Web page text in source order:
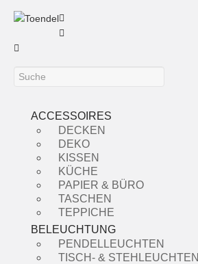
ACCESSOIRES
DECKEN
DEKO
KISSEN
KÜCHE
PAPIER & BÜRO
TASCHEN
TEPPICHE
BELEUCHTUNG
PENDELLEUCHTEN
TISCH- & STEHLEUCHTEN